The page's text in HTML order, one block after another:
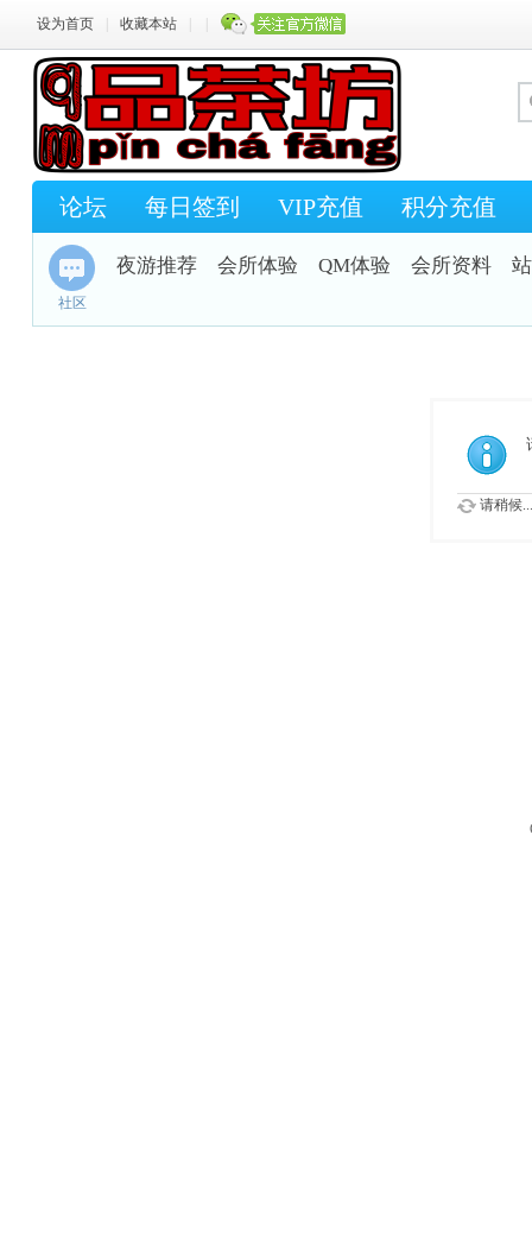
设为首页 收藏本站
论坛 每日签到 VIP充值 积分充值
社区
夜游推荐 会所体验 QM体验 会所资料
请稍候...